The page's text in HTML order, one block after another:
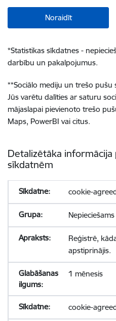
Noraidīt
*Statistikas sīkdatnes -
darbību un pakalpojumus.
**Sociālo mediju un trešo pušu
Jūs varētu dalīties ar saturu
mājaslapai pievienoto trešo
Maps, PowerBI vai citus.
Detalizētāka
sīkdatnēm
cookie-
Nepieciešams
Reģistrē,
apstiprinājis.
1 mēnesis
cookie-